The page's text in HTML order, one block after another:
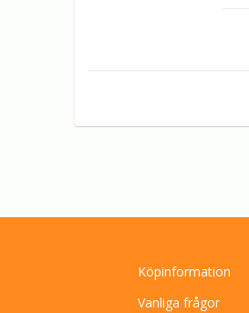
Köpinformation
Vanliga frågor